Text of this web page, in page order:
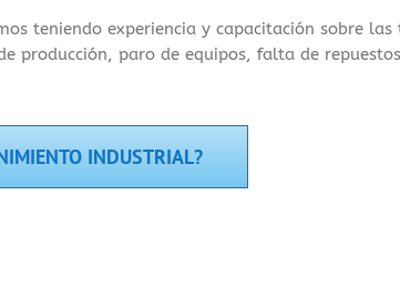
teniendo experiencia y capacitación sobre las
producción, paro de equipos, falta de
INDUSTRIAL?